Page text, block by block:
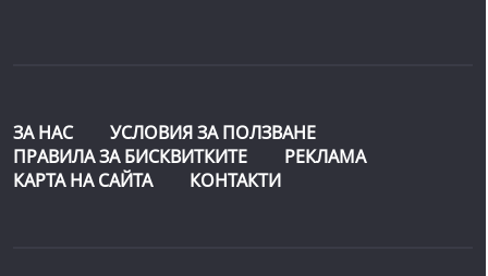
ЗА НАС
УСЛОВИЯ ЗА ПОЛЗВАНЕ
ПРАВИЛА ЗА БИСКВИТКИТЕ
РЕКЛАМА
КАРТА НА САЙТА
КОНТАКТИ